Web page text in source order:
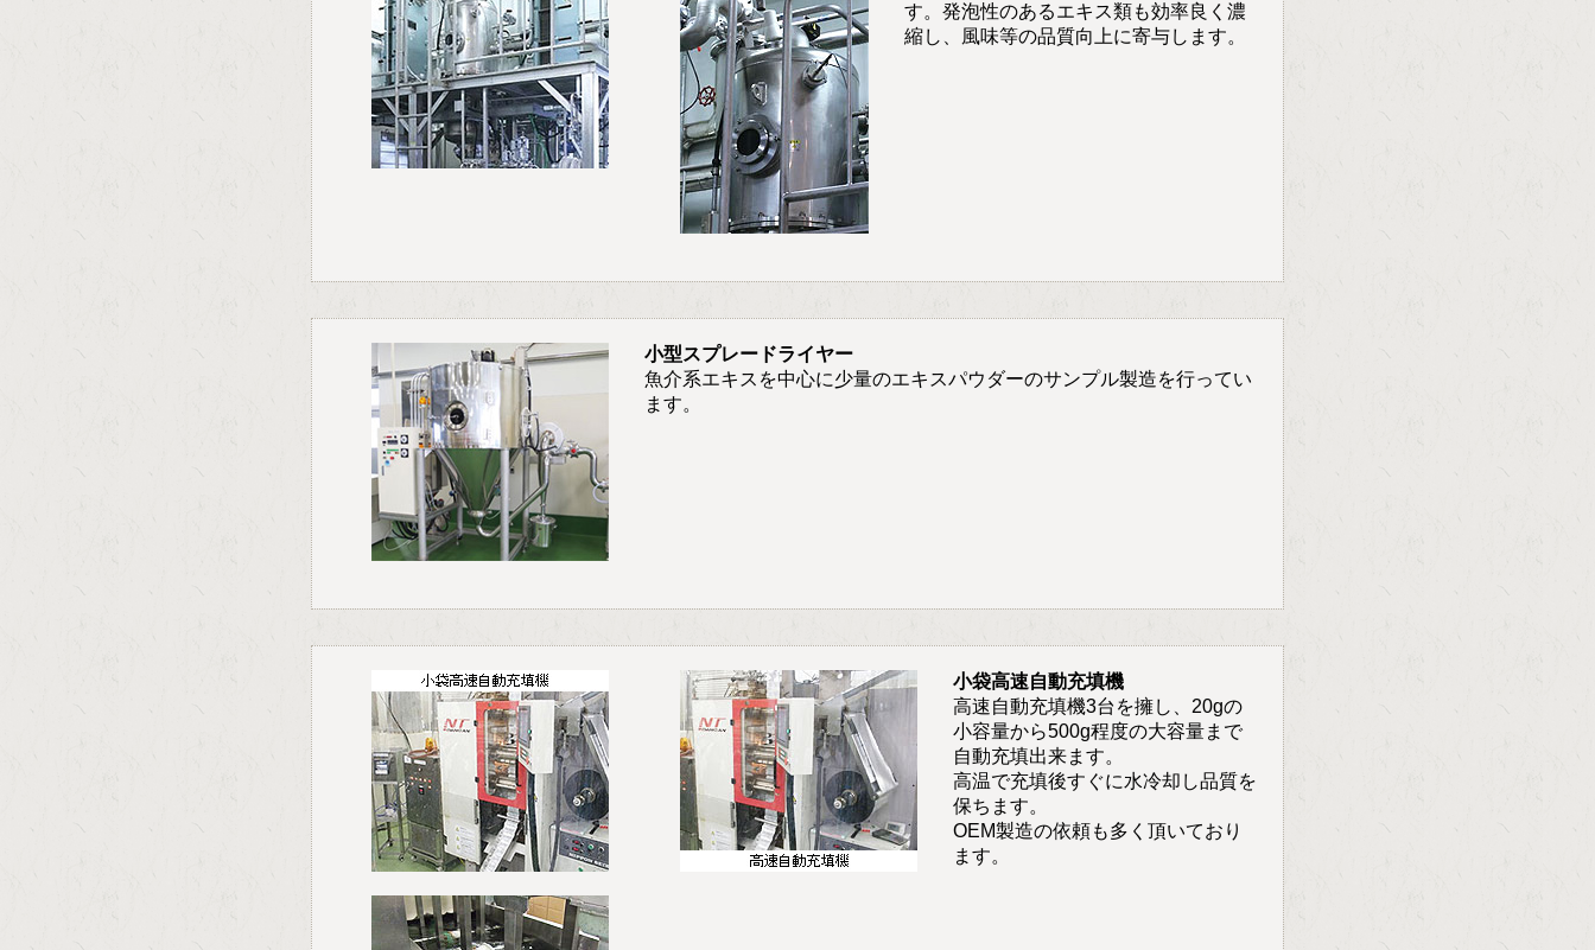
す。発泡性のあるエキス類も効率良く濃
縮し、風味等の品質向上に寄与します。
小型スプレードライヤー
魚介系エキスを中心に少量のエキスパウダーのサンプル製造を行ってい
ます。
小袋高速自動充填機
高速自動充填機3台を擁し、20gの
小容量から500g程度の大容量まで
自動充填出来ます。
高温で充填後すぐに水冷却し品質を
保ちます。
OEM製造の依頼も多く頂いており
ます。